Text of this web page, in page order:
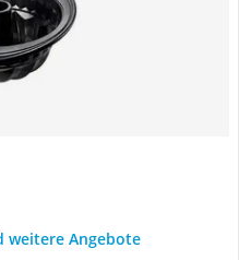
weitere Angebote